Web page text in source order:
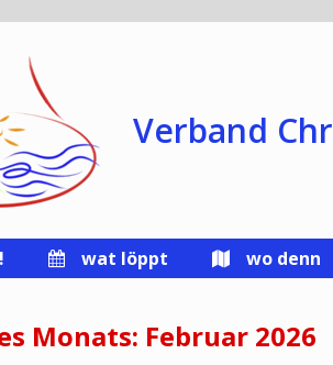
Verband
wat löppt wo denn
Monats: Februar 2026